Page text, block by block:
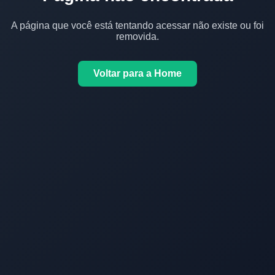
A página que você está tentando acessar não existe ou foi
removida.
Voltar para a Home